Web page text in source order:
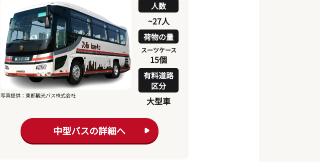
写真提供：東都観光バス株式会社
人数
~27人
荷物の量
スーツケース
15個
有料道路
区分
大型車
中型バスの詳細へ